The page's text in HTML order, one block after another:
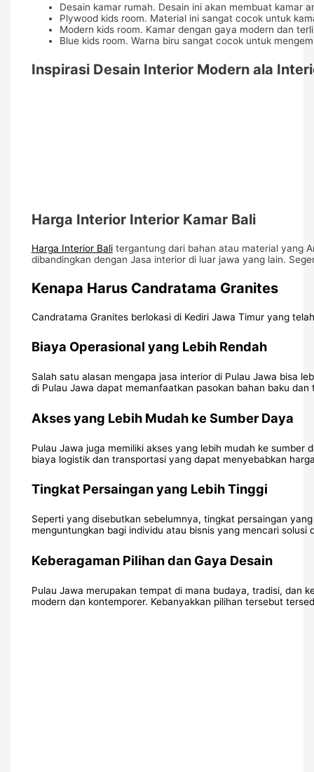
Desain kamar rumah. Desain ini akan membuat kamar
Plywood kids room. Material ini sangat cocok untuk
Modern kids room. Kamar dengan gaya modern dan
Blue kids room. Warna biru sangat cocok untuk
Inspirasi Desain Interior Modern ala
Harga Interior Interior Kamar Bali
Harga Interior Bali tergantung dari bahan atau material yang
dibandingkan dengan Jasa interior di luar jawa yang lain.
Kenapa Harus Candratama Granites
Candratama Granites berlokasi di Kediri Jawa Timur yang
Biaya Operasional yang Lebih Rendah
Salah satu alasan mengapa jasa interior di Pulau Jawa bisa
di Pulau Jawa dapat memanfaatkan pasokan bahan baku
Akses yang Lebih Mudah ke Sumber Daya
Pulau Jawa juga memiliki akses yang lebih mudah ke
biaya logistik dan transportasi yang dapat menyebabkan
Tingkat Persaingan yang Lebih Tinggi
Seperti yang disebutkan sebelumnya, tingkat persaingan
menguntungkan bagi individu atau bisnis yang mencari solusi
Keberagaman Pilihan dan Gaya Desain
Pulau Jawa merupakan tempat di mana budaya, tradisi, dan
modern dan kontemporer. Kebanyakkan pilihan tersebut